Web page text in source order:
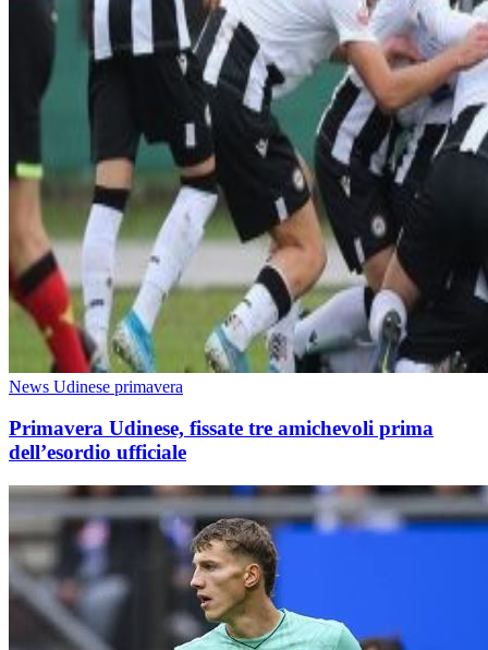
News Udinese primavera
Primavera Udinese, fissate tre amichevoli prima
dell’esordio ufficiale